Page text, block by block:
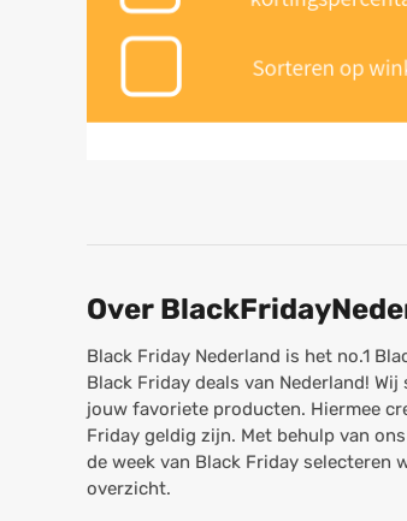
Over
Black Friday Nederland is het no.1
Black Friday deals van Nederland!
jouw favoriete producten. Hiermee
Friday geldig zijn. Met behulp van
de week van Black Friday
overzicht.